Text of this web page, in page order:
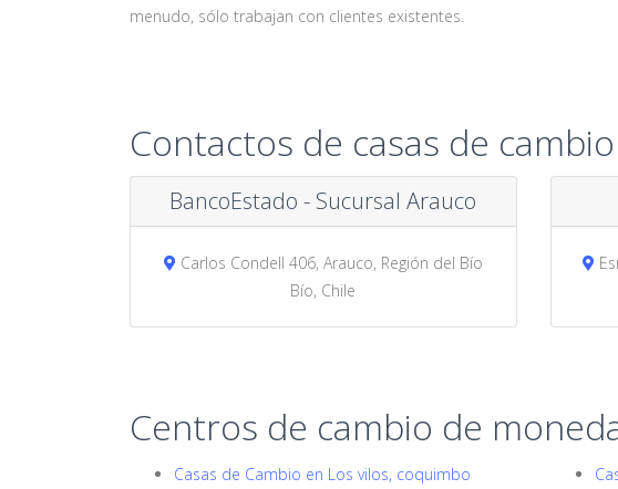
menudo, sólo trabajan con clientes existentes.
Contactos de casas de
BancoEstado - Sucursal Arauco
Carlos Condell 406, Arauco, Región del Bío
Bío, Chile
Centros de cambio de
Casas de Cambio en Los vilos, coquimbo